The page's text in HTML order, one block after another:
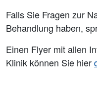
Falls Sie Fragen zur
Behandlung haben,
Einen Flyer mit allen
Klinik können Sie hier